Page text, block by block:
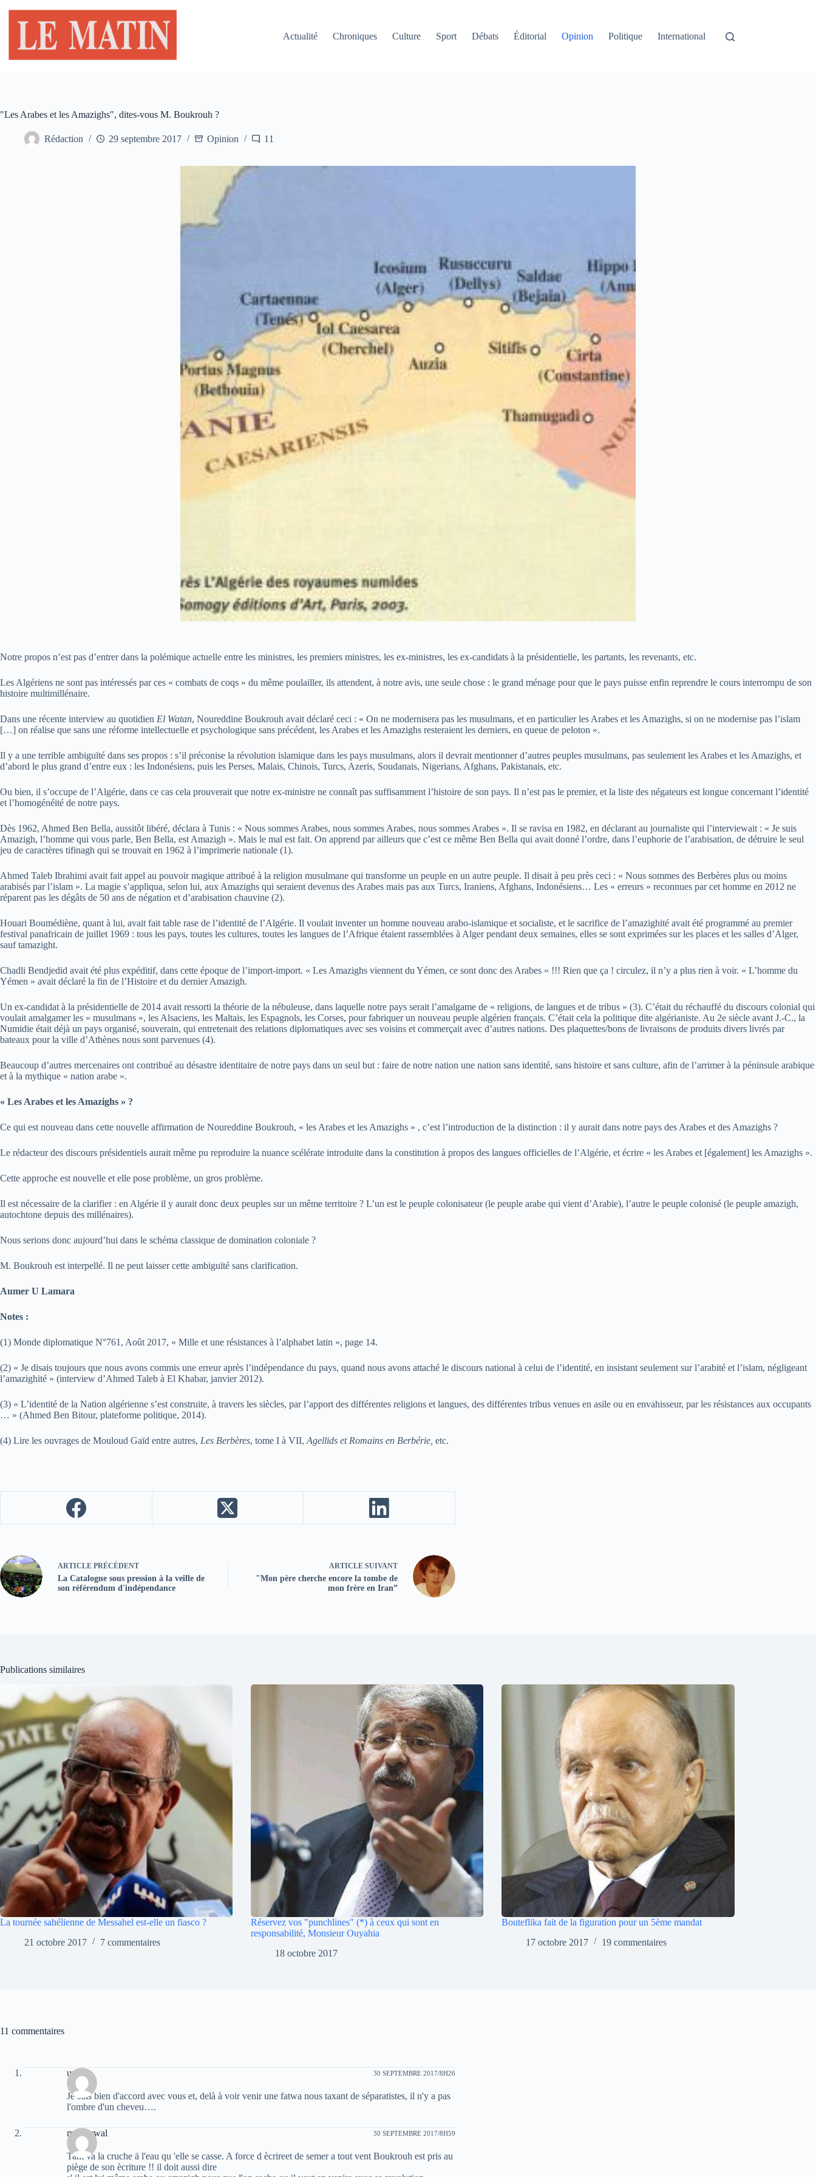
contenu
Actualité
Chroniques Culture Sport Débats Éditorial Opinion Politique International
"Les Arabes et les Amazighs", dites-vous M. Boukrouh ?
Rédaction 29 septembre 2017 Opinion 11
Notre propos n’est pas d’entrer dans la polémique actuelle entre les ministres, les premiers ministres, les ex-ministres, les ex-candidats à la présidentielle, les partants, les revenants, etc.
Les Algériens ne sont pas intéressés par ces « combats de coqs » du même poulailler, ils attendent, à notre avis, une seule chose : le grand ménage pour que le pays puisse enfin reprendre le cours interrompu de son
histoire multimillénaire.
Dans une récente interview au quotidien El Watan, Noureddine Boukrouh avait déclaré ceci : « On ne modernisera pas les musulmans, et en particulier les Arabes et les Amazighs, si on ne modernise pas l’islam
[…] on réalise que sans une réforme intellectuelle et psychologique sans précédent, les Arabes et les Amazighs resteraient les derniers, en queue de peloton ».
Il y a une terrible ambiguïté dans ses propos : s’il préconise la révolution islamique dans les pays musulmans, alors il devrait mentionner d’autres peuples musulmans, pas seulement les Arabes et les Amazighs, et
d’abord le plus grand d’entre eux : les Indonésiens, puis les Perses, Malais, Chinois, Turcs, Azeris, Soudanais, Nigerians, Afghans, Pakistanais, etc.
Ou bien, il s’occupe de l’Algérie, dans ce cas cela prouverait que notre ex-ministre ne connaît pas suffisamment l’histoire de son pays. Il n’est pas le premier, et la liste des négateurs est longue concernant l’identité
et l’homogénéité de notre pays.
Dès 1962, Ahmed Ben Bella, aussitôt libéré, déclara à Tunis : « Nous sommes Arabes, nous sommes Arabes, nous sommes Arabes ». Il se ravisa en 1982, en déclarant au journaliste qui l’interviewait : « Je suis
Amazigh, l’homme qui vous parle, Ben Bella, est Amazigh ». Mais le mal est fait. On apprend par ailleurs que c’est ce même Ben Bella qui avait donné l’ordre, dans l’euphorie de l’arabisation, de détruire le seul
jeu de caractères tifinagh qui se trouvait en 1962 à l’imprimerie nationale (1).
Ahmed Taleb Ibrahimi avait fait appel au pouvoir magique attribué à la religion musulmane qui transforme un peuple en un autre peuple. Il disait à peu près ceci : « Nous sommes des Berbères plus ou moins
arabisés par l’islam ». La magie s’appliqua, selon lui, aux Amazighs qui seraient devenus des Arabes mais pas aux Turcs, Iraniens, Afghans, Indonésiens… Les « erreurs » reconnues par cet homme en 2012 ne
réparent pas les dégâts de 50 ans de négation et d’arabisation chauvine (2).
Houari Boumédiène, quant à lui, avait fait table rase de l’identité de l’Algérie. Il voulait inventer un homme nouveau arabo-islamique et socialiste, et le sacrifice de l’amazighité avait été programmé au premier
festival panafricain de juillet 1969 : tous les pays, toutes les cultures, toutes les langues de l’Afrique étaient rassemblées à Alger pendant deux semaines, elles se sont exprimées sur les places et les salles d’Alger,
sauf tamazight.
Chadli Bendjedid avait été plus expéditif, dans cette époque de l’import-import. « Les Amazighs viennent du Yémen, ce sont donc des Arabes » !!! Rien que ça ! circulez, il n’y a plus rien à voir. « L’homme du
Yémen » avait déclaré la fin de l’Histoire et du dernier Amazigh.
Un ex-candidat à la présidentielle de 2014 avait ressorti la théorie de la nébuleuse, dans laquelle notre pays serait l’amalgame de « religions, de langues et de tribus » (3). C’était du réchauffé du discours colonial qui
voulait amalgamer les « musulmans », les Alsaciens, les Maltais, les Espagnols, les Corses, pour fabriquer un nouveau peuple algérien français. C’était cela la politique dite algérianiste. Au 2e siècle avant J.-C., la
Numidie était déjà un pays organisé, souverain, qui entretenait des relations diplomatiques avec ses voisins et commerçait avec d’autres nations. Des plaquettes/bons de livraisons de produits divers livrés par
bateaux pour la ville d’Athènes nous sont parvenues (4).
Beaucoup d’autres mercenaires ont contribué au désastre identitaire de notre pays dans un seul but : faire de notre nation une nation sans identité, sans histoire et sans culture, afin de l’arrimer à la péninsule arabique
et à la mythique « nation arabe ».
« Les Arabes et les Amazighs » ?
Ce qui est nouveau dans cette nouvelle affirmation de Noureddine Boukrouh, « les Arabes et les Amazighs » , c’est l’introduction de la distinction : il y aurait dans notre pays des Arabes et des Amazighs ?
Le rédacteur des discours présidentiels aurait même pu reproduire la nuance scélérate introduite dans la constitution à propos des langues officielles de l’Algérie, et écrire « les Arabes et [également] les Amazighs ».
Cette approche est nouvelle et elle pose problème, un gros problème.
Il est nécessaire de la clarifier : en Algérie il y aurait donc deux peuples sur un même territoire ? L’un est le peuple colonisateur (le peuple arabe qui vient d’Arabie), l’autre le peuple colonisé (le peuple amazigh,
autochtone depuis des millénaires).
Nous serions donc aujourd’hui dans le schéma classique de domination coloniale ?
M. Boukrouh est interpellé. Il ne peut laisser cette ambiguïté sans clarification.
Aumer U Lamara
Notes :
(1) Monde diplomatique N°761, Août 2017, « Mille et une résistances à l’alphabet latin », page 14.
(2) « Je disais toujours que nous avons commis une erreur après l’indépendance du pays, quand nous avons attaché le discours national à celui de l’identité, en insistant seulement sur l’arabité et l’islam, négligeant
l’amazighité » (interview d’Ahmed Taleb à El Khabar, janvier 2012).
(3) « L’identité de la Nation algérienne s’est construite, à travers les siècles, par l’apport des différentes religions et langues, des différentes tribus venues en asile ou en envahisseur, par les résistances aux occupants
… » (Ahmed Ben Bitour, plateforme politique, 2014).
(4) Lire les ouvrages de Mouloud Gaïd entre autres, Les Berbères, tome I à VII, Agellids et Romains en Berbérie, etc.
ARTICLE PRÉCÉDENT
La Catalogne sous pression à la veille de
son référendum d'indépendance
ARTICLE SUIVANT
"Mon père cherche encore la tombe de
mon frère en Iran”
Publications similaires
La tournée sahélienne de Messahel est-elle un fiasco ?
21 octobre 2017
7 commentaires
Réservez vos "punchlines" (*) à ceux qui sont en
responsabilité, Monsieur Ouyahia
18 octobre 2017
Bouteflika fait de la figuration pour un 5ème mandat
17 octobre 2017
19 commentaires
11 commentaires
urfane 30 SEPTEMBRE 2017/8H26
Je suis bien d'accord avec vous et, delà à voir venir une fatwa nous taxant de séparatistes, il n'y a pas
l'ombre d'un cheveu….
moh arwal 30 SEPTEMBRE 2017/8H59
Tant va la cruche ä l'eau qu 'elle se casse. A force d ècrireet de semer a tout vent Boukrouh est pris au
piège de son ècriture !! il doit aussi dire